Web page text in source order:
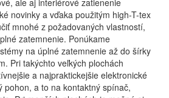
ale aj interiérové zatienenie
novinky a vďaka použitým high-T-tex
mnohé z požadovaných vlastností,
zatemnenie. Ponúkame
na úplné zatemnenie až do šírky
Pri takýchto veľkých plochách
a najpraktickejšie elektronické
pohon, a to na kontaktný spínač,